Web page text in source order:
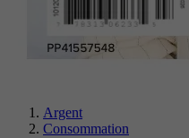
Argent
Consommation